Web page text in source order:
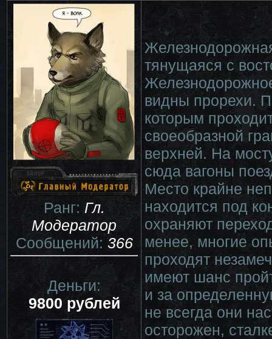
Ранг:Гл.
Модератор
Сообщений:366
Деньги:
9800 рублей
тянущаяся с
видны прорехи.
которым
своеобразной
верхней. На
сюда вагоны
Место крайне
находится под
охраняют
менее, многие
проходят
имеют шанс
и за
не всегда они
осторожен,